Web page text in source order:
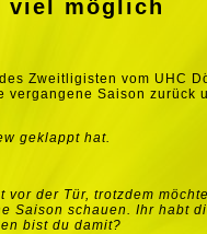
viel möglich
Zweitligisten vom UHC
vergangene Saison zurück
geklappt hat.
der Tür, trotzdem
Saison schauen. Ihr habt
bist du damit?